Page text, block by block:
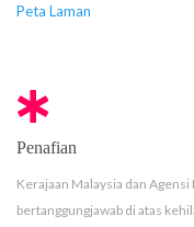
Peta Laman
Penafian
Kerajaan Malaysia dan
bertanggungjawab di atas